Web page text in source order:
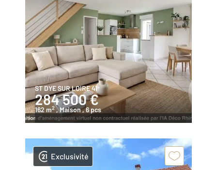
ST DYE SUR LOIRE 41
284 500 €
162 m2 , Maison, 6 pcs
Exclusivité